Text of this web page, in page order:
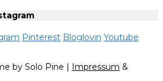
Pinterest Bloglovin Youtube
by Solo Pine | Impressum &